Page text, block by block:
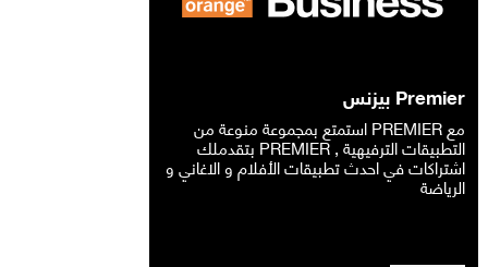
Premier بيزنس
مع PREMIER استمتع بمجموعة منوعة من
التطبيقات الترفيهية , PREMIER بتقدملك
اشتراكات في احدث تطبيقات الأفلام و الاغاني و
الرياضة